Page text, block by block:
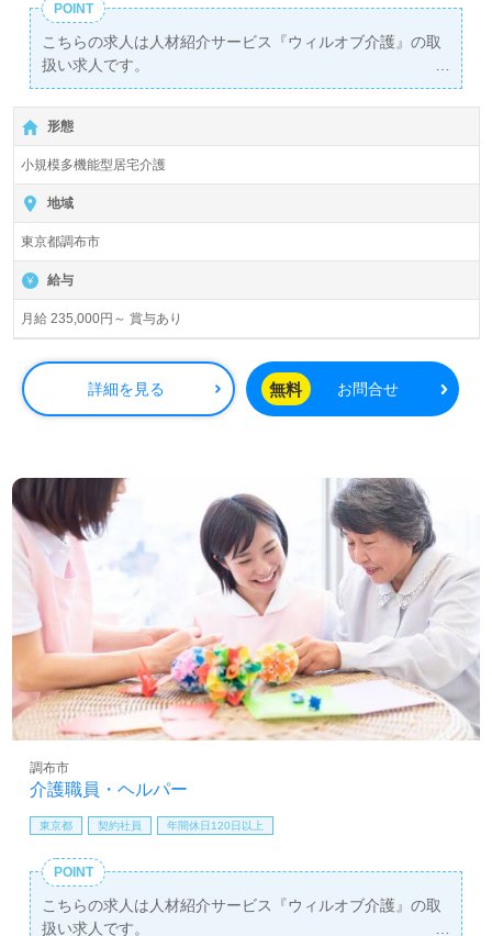
POINT
こちらの求人は人材紹介サービス『ウィルオブ介護』の取
扱い求人です。
詳細に関してお気軽にご相談ください♪
【無料】で皆さんの転職活動をサポートいたします。
形態
小規模多機能型居宅介護
地域
東京都調布市
給与
月給 235,000円～ 賞与あり
詳細を見る 無料 お問合せ
介護職員・ヘルパー
調布市
東京都 契約社員 年間休日120日以上
POINT
こちらの求人は人材紹介サービス『ウィルオブ介護』の取
扱い求人です。